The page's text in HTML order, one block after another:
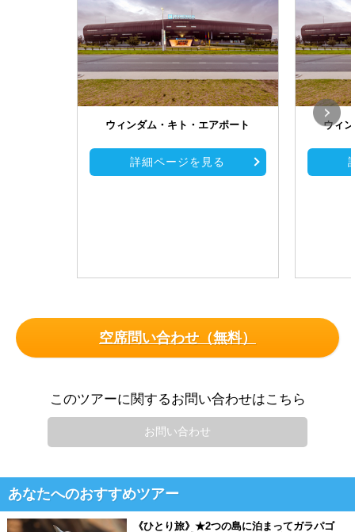
ウィンダム・キト・エアポート
詳細ページを見る
ウィ
空席問い合わせ（無料）
このツアーに関するお問い合わせはこちら
お問い合わせ
あなたへのおすすめツアー
《ひとり旅》★2つの島に泊まってガラパゴ